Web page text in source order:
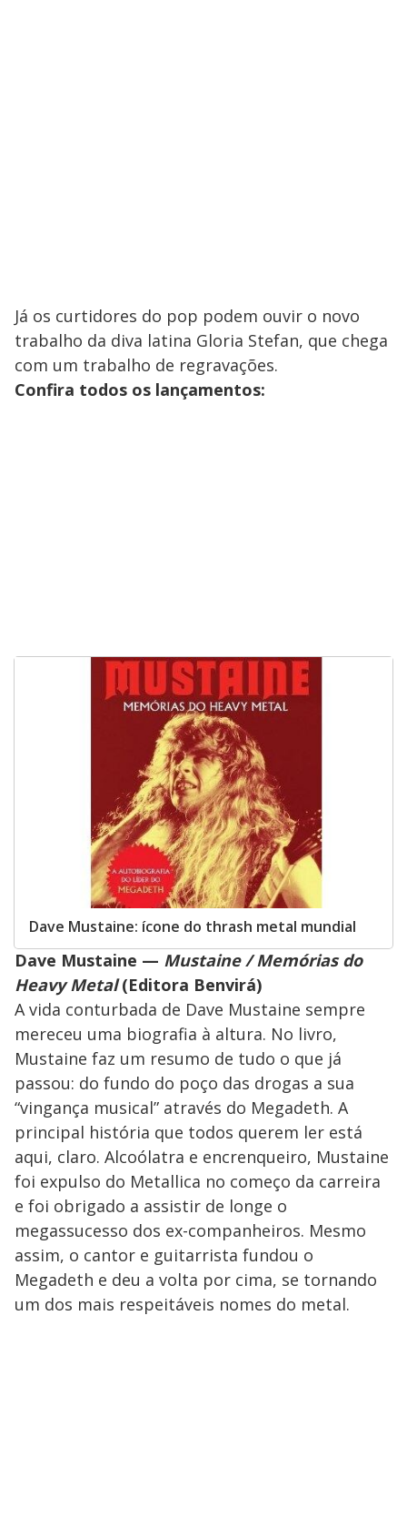
Já os curtidores do pop podem ouvir o novo
trabalho da diva latina Gloria Stefan, que chega
com um trabalho de regravações.
Confira todos os lançamentos:
Dave Mustaine: ícone do thrash metal mundial
Dave Mustaine — Mustaine / Memórias do
Heavy Metal(Editora Benvirá)
A vida conturbada de Dave Mustaine sempre
mereceu uma biografia à altura. No livro,
Mustaine faz um resumo de tudo o que já
passou: do fundo do poço das drogas a sua
“vingança musical” através do Megadeth. A
principal história que todos querem ler está
aqui, claro. Alcoólatra e encrenqueiro, Mustaine
foi expulso do Metallica no começo da carreira
e foi obrigado a assistir de longe o
megassucesso dos ex-companheiros. Mesmo
assim, o cantor e guitarrista fundou o
Megadeth e deu a volta por cima, se tornando
um dos mais respeitáveis nomes do metal.